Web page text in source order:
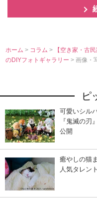
ホーム > コラム>
【空き家・古
のDIYフォトギャラリー> 画像・
ピ
可愛いシル
『鬼滅の刃
公開
癒やしの猫
人気タレン